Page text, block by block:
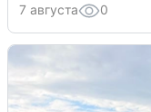
7 августа 0